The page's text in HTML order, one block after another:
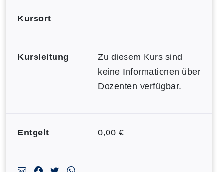
Kursort
Kursleitung
Zu diesem Kurs sind
keine Informationen über
Dozenten verfügbar.
Entgelt 0,00 €